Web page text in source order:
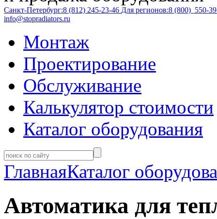
Санкт-Петербург:8 (812) 245-23-46 Для регионов:8 (800) 550-
info@stopradiators.ru
Монтаж
Проектирование
Обслуживание
Калькулятор стоимости
Каталог оборудования
ГлавнаяКаталог
Автоматика для